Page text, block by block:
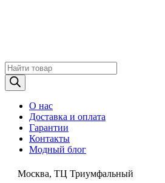
Поиск
товаров
О нас
Доставка и оплата
Гарантии
Контакты
Модный блог
Москва, ТЦ Триумфальный